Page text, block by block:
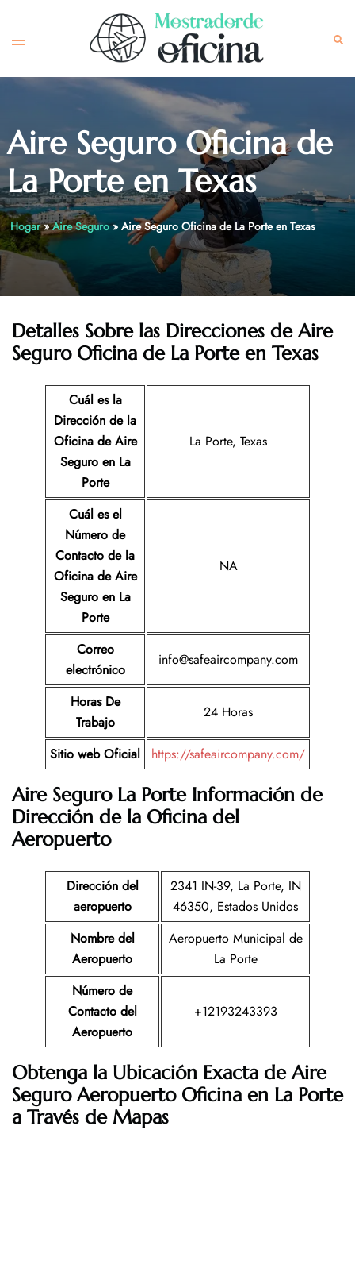
content
Toggle
Aire Seguro Oficina de
La Porte en Texas
Hogar»Aire Seguro» Aire Seguro Oficina de La Porte en Texas
Detalles Sobre las Direcciones deAire
Seguro Oficina de La Porte en Texas
Cuál es la
Dirección de la
Oficina deAire
Seguro en La
Porte
La Porte, Texas
Cuál es el
Número de
Contacto de la
Oficina de Aire
Seguro en La
Porte
NA
Correo
electrónico
info@safeaircompany.com
Horas De
Trabajo
24 Horas
Sitio web Oficial https://safeaircompany.com/
Aire Seguro La Porte Información de
Dirección de la Oficina del
Aeropuerto
Dirección del
aeropuerto
2341 IN-39, La Porte, IN
46350, Estados Unidos
Nombre del
Aeropuerto
Aeropuerto Municipal de
La Porte
Número de
Contacto del
Aeropuerto
+12193243393
Obtenga la Ubicación Exacta de Aire
Seguro Aeropuerto Oficina en La Porte
a Través de Mapas